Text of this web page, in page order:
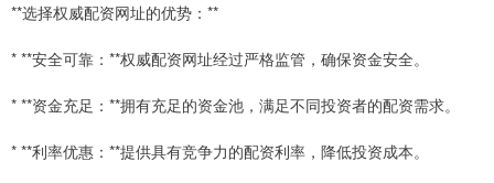
**选择权威配资网址的优势：**
* **安全可靠：**权威配资网址经过严格监管，确保资金安全。
* **资金充足：**拥有充足的资金池，满足不同投资者的配资需求。
* **利率优惠：**提供具有竞争力的配资利率，降低投资成本。